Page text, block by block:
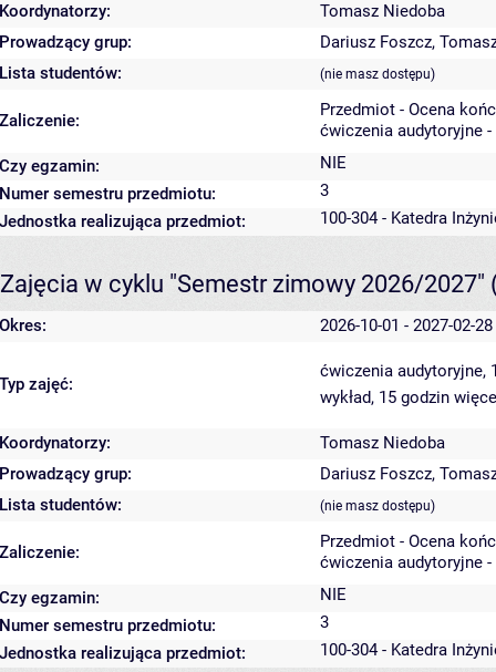
Koordynatorzy:
Tomasz Niedoba
Prowadzący grup:
Dariusz Foszcz,
Lista studentów:
(nie masz dostępu)
Zaliczenie:
Przedmiot - Ocena
ćwiczenia audytoryjne
Czy egzamin:
NIE
Numer semestru przedmiotu:
3
Jednostka realizująca przedmiot:
100-304 - Katedra
Zajęcia w cyklu "Semestr zimowy 2026/2027"
Okres: 2026-10-01 - 2027-02-28
Typ zajęć:
ćwiczenia audytoryjne,
wykład, 15 godzin
Koordynatorzy:
Tomasz Niedoba
Prowadzący grup:
Dariusz Foszcz,
Lista studentów:
(nie masz dostępu)
Zaliczenie:
Przedmiot - Ocena
ćwiczenia audytoryjne
Czy egzamin:
NIE
Numer semestru przedmiotu:
3
Jednostka realizująca przedmiot:
100-304 - Katedra